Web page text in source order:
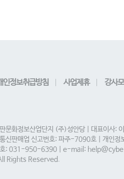
인정보취급방침 사업제휴 강사
문화정보산업단지 (주)성안당 | 대표이사:
판매업 신고번호: 파주-7090호 | 개인정
호: 031-950-6390 | e-mail:
Rights Reserved.